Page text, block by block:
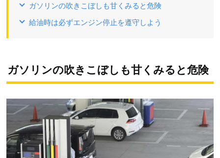
ガソリンの吹きこぼしも甘くみると危険
給油時は必ずエンジン停止を遵守しよう
ガソリンの吹きこぼしも甘くみると危険